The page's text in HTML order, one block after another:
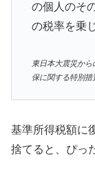
の個人のそ
の税率を乗
東日本大震災か
保に関する特別
基準所得税額に
捨てると、ぴっ